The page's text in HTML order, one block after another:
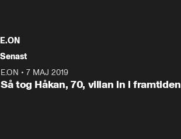
E.ON
Senast
E.ON • 7 MAJ 2019
Så tog Håkan, 70, villan in i framtiden